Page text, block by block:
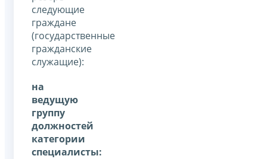
следующие
граждане
(государственные
гражданские
служащие):
на
ведущую
группу
должностей
категории
специалисты: